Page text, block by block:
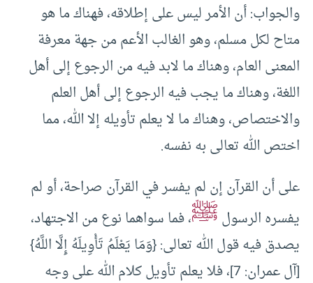
والجواب: أن الأمر ليس على إطلاقه، فهناك ما هو
متاح لكل مسلم، وهو الغالب الأعم من جهة معرفة
المعنى العام، وهناك ما لابد فيه من الرجوع إلى أهل
اللغة، وهناك ما يجب فيه الرجوع إلى أهل العلم
والاختصاص، وهناك ما لا يعلم تأويله إلا الله، مما
اختص الله تعالى به نفسه.
على أن القرآن إن لم يفسر في القرآن صراحة، أو لم
يفسره الرسولﷺ، فما سواهما نوع من الاجتهاد،
يصدق فيه قول الله تعالى: {وَمَا يَعْلَمُ تَأْوِيلَهُ إِلَّا اللَّهُ}
[آل عمران: 7]، فلا يعلم تأويل كلام الله على وجه